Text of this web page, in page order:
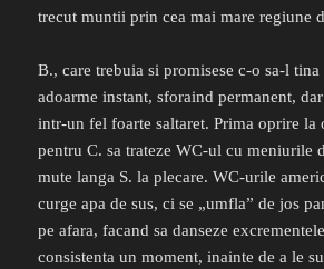
trecut muntii prin cea mai mare regiune
B., care trebuia si promisese c-o sa-l tina
adoarme instant, sforaind permanent,
intr-un fel foarte saltaret. Prima oprire la
pentru C. sa trateze WC-ul cu meniurile
mute langa S. la plecare. WC-urile
curge apa de sus, ci se „umfla” de jos
pe afara, facand sa danseze
consistenta un moment, inainte de a le